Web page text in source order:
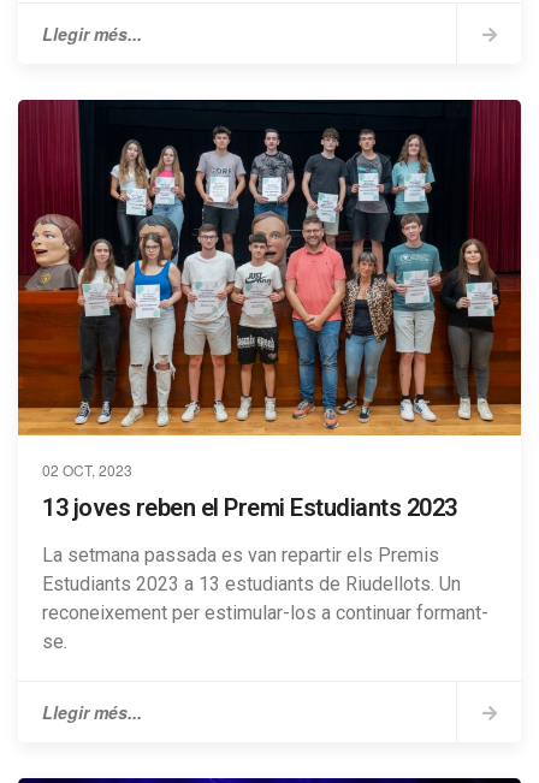
Llegir més...
02 OCT, 2023
13 joves reben el Premi Estudiants 2023
La setmana passada es van repartir els Premis
Estudiants 2023 a 13 estudiants de Riudellots. Un
reconeixement per estimular-los a continuar formant-
se.
Llegir més...